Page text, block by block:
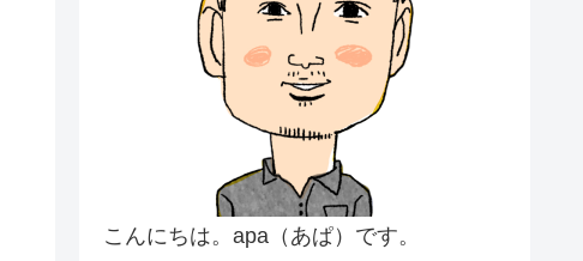
こんにちは。apa（あぱ）です。